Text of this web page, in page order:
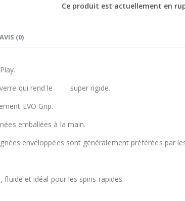
Ce produit est actuellement en
AVIS (0)
Play.
qui rend le
super rigide.
EVO Grip.
emballées à la main.
enveloppées sont généralement préférées par
et idéal pour les spins rapides.